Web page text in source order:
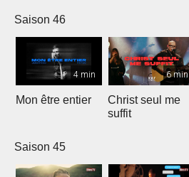
Saison 46
4 min
Mon être entier
6 min
Christ seul me
suffit
Saison 45